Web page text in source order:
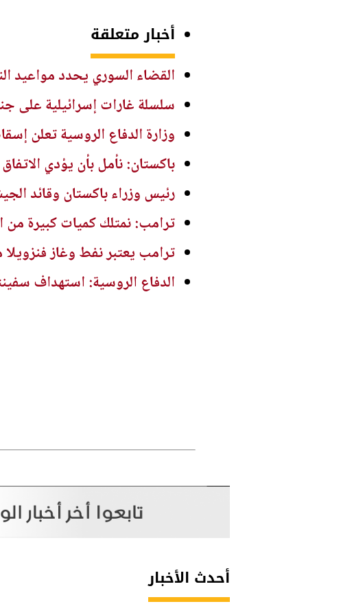
أخبار متعلقة
القضاء السوري يحدد
سلسلة غارات إسرائيلية على
وزارة الدفاع الروسية تعلن إسقاط 605 مسيّرات أوكرانية خلال
باكستان: نأمل بأن يؤدي
رئيس وزراء باكستان وقائد
ترامب: نمتلك كميات كبيرة من
ترامب يعتبر نفط وغاز فنزويلا
الدفاع الروسية: استهداف
أحدث الأخبار